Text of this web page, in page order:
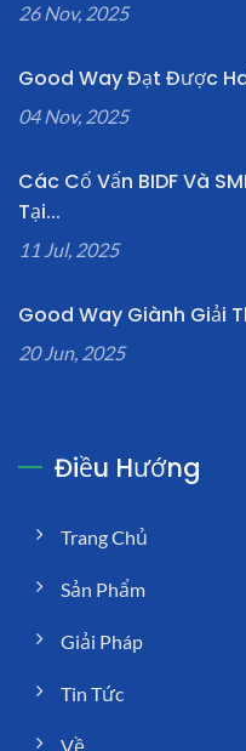
26 Nov, 2025
Good Way Đạt Được
04 Nov, 2025
Các Cố Vấn BIDF Và
Tại...
11 Jul, 2025
Good Way Giành Giải
20 Jun, 2025
Điều Hướng
Trang Chủ
Sản Phẩm
Giải Pháp
Tin Tức
Về